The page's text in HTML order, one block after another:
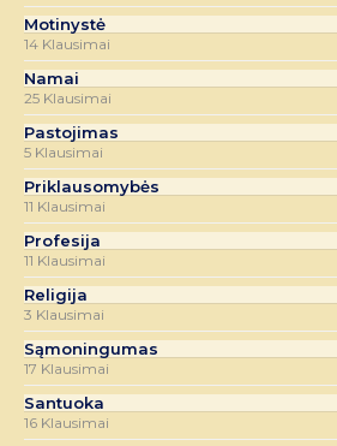
Motinystė
14 Klausimai
Namai
25 Klausimai
Pastojimas
5 Klausimai
Priklausomybės
11 Klausimai
Profesija
11 Klausimai
Religija
3 Klausimai
Sąmoningumas
17 Klausimai
Santuoka
16 Klausimai